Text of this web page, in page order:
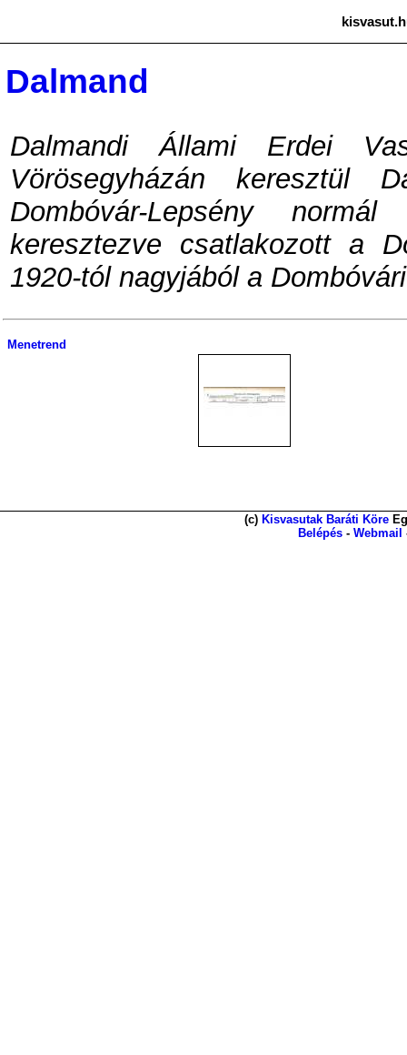
Dalmand
Dalmandi Állami Erdei
Vörösegyházán keresztül
Dombóvár-Lepsény
keresztezve csatlakozott a
1920-tól nagyjából a
Menetrend
(c) Kisvasutak Baráti Köre
Belépés - Webmail